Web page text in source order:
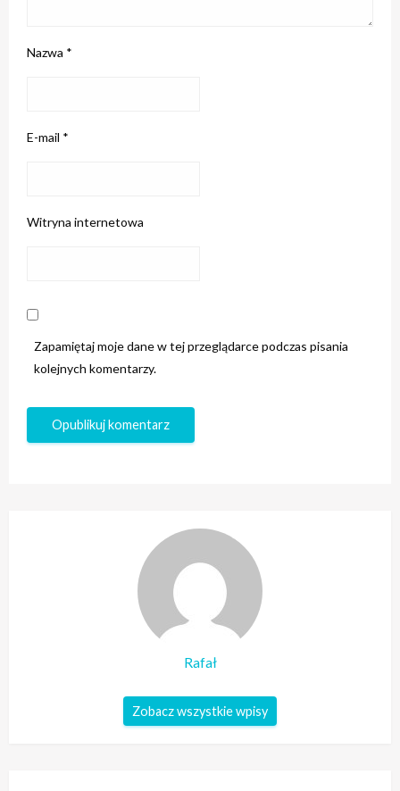
Nazwa *
E-mail *
Witryna internetowa
Zapamiętaj moje dane w tej przeglądarce podczas pisania
kolejnych komentarzy.
Rafał
Zobacz wszystkie wpisy